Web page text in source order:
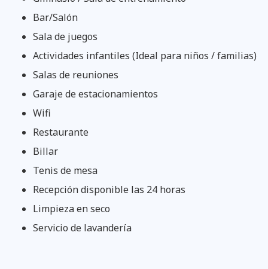
Bar/Salón
Sala de juegos
Actividades infantiles (Ideal para niños / familias)
Salas de reuniones
Garaje de estacionamientos
Wifi
Restaurante
Billar
Tenis de mesa
Recepción disponible las 24 horas
Limpieza en seco
Servicio de lavandería